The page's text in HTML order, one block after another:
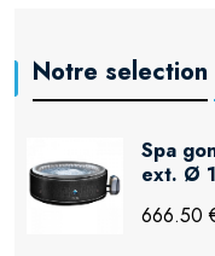
Notre selection
Spa
ext. Ø
666.50